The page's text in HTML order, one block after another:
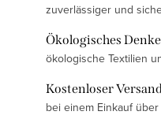
zuverlässiger und
Ökologisches
ökologische Textilien
Kostenloser
bei einem Einkauf